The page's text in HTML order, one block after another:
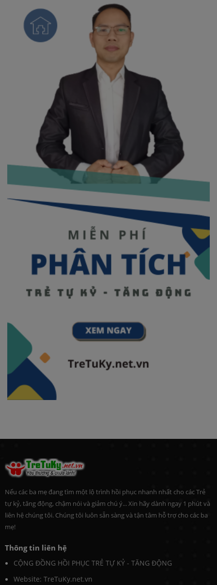
Nếu các ba mẹ đang tìm một lộ trình hồi phục nhanh nhất cho các Trẻ
tự kỷ, tăng động, chậm nói và giảm chú ý... Xin hãy dành ngay 1 phút và
liên hệ chúng tôi. Chúng tôi luôn sẵn sàng và tận tâm hỗ trợ cho các ba
mẹ!
Thông tin liên hệ
CỘNG ĐỒNG HỒI PHỤC TRẺ TỰ KỶ - TĂNG ĐỘNG
Website: TreTuKy.net.vn